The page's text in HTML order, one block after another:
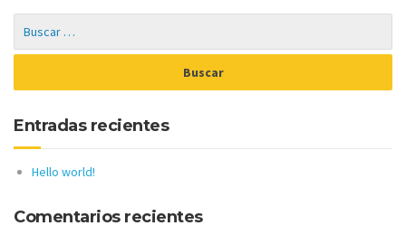
Entradas recientes
Hello world!
Comentarios recientes